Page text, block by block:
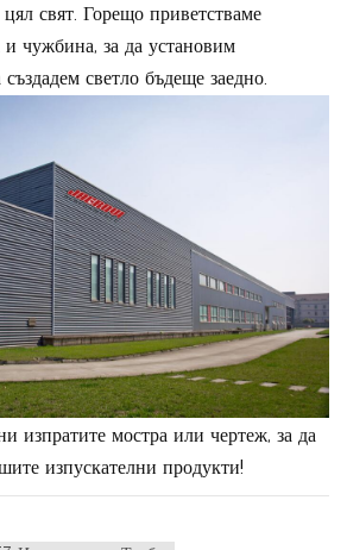
свят. Горещо приветстваме
и чужбина, за да установим
светло бъдеще заедно.
изпратите мостра или чертеж, за да
изпускателни продукти!